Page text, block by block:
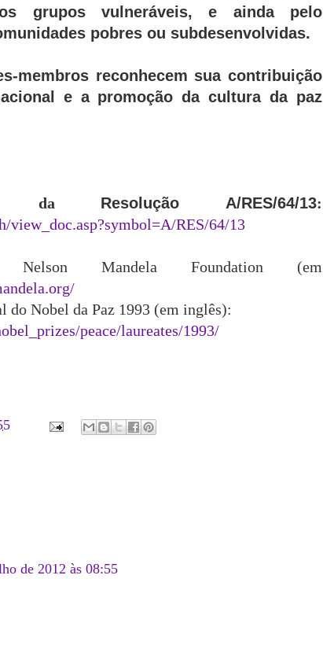
grupos vulneráveis, e ainda pelo
pobres ou subdesenvolvidas.
membros reconhecem sua contribuição
e a promoção da cultura da paz
da Resolução A/RES/64/13:
view_doc.asp?symbol=A/RES/64/13
Mandela Foundation (em
Nobel da Paz 1993 (em inglês):
peace/laureates/1993/
de 2012 às 08:55